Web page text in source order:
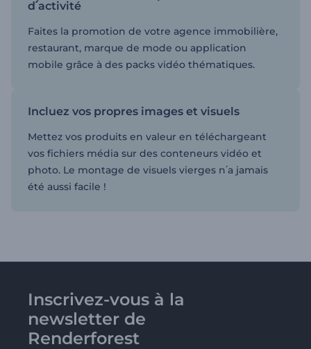
d՛activité
Faites la promotion de votre agence immobilière,
restaurant, marque de mode ou application
mobile grâce à des packs vidéo thématiques.
Incluez vos propres images et visuels
Mettez vos produits en valeur en téléchargeant
vos fichiers média sur des conteneurs vidéo et
photo. Le montage de visuels vierges n՛a jamais
été aussi facile !
Inscrivez-vous à la
newsletter de
Renderforest